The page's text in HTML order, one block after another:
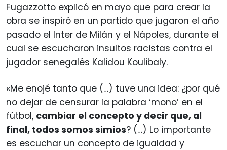
Fugazzotto explicó en mayo que para crear la
obra se inspiró en un partido que jugaron el año
pasado el Inter de Milán y el Nápoles, durante el
cual se escucharon insultos racistas contra el
jugador senegalés Kalidou Koulibaly.
«Me enojé tanto que (…) tuve una idea: ¿por qué
no dejar de censurar la palabra ‘mono’ en el
fútbol, cambiar el concepto y decir que, al
final, todos somos simios? (…) Lo importante
es escuchar un concepto de igualdad y